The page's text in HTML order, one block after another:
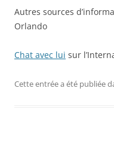
Autres sources
Orlando
Chat avec lui sur
Cette entrée a été publiée